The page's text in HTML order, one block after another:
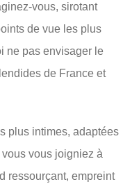
vous, sirotant
de vue les plus
ne pas envisager le
de France et
plus intimes, adaptées
vous joigniez à
ressourçant, empreint